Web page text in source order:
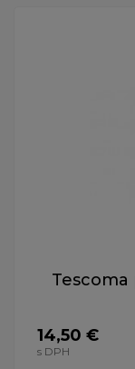
Tescoma
14,50 €
s DPH